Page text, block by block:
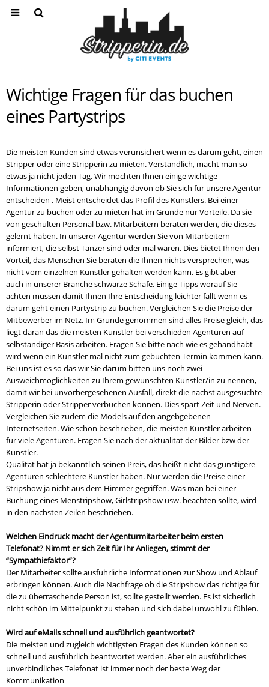
Wichtige Fragen für das buchen
eines Partystrips
Die meisten Kunden sind etwas verunsichert wenn es darum geht, einen
Stripper oder eine Stripperin zu mieten. Verständlich, macht man so
etwas ja nicht jeden Tag. Wir möchten Ihnen einige wichtige
Informationen geben, unabhängig davon ob Sie sich für unsere Agentur
entscheiden . Meist entscheidet das Profil des Künstlers. Bei einer
Agentur zu buchen oder zu mieten hat im Grunde nur Vorteile. Da sie
von geschulten Personal bzw. Mitarbeitern beraten werden, die dieses
gelernt haben. In unserer Agentur werden Sie von Mitarbeitern
informiert, die selbst Tänzer sind oder mal waren. Dies bietet Ihnen den
Vorteil, das Menschen Sie beraten die Ihnen nichts versprechen, was
nicht vom einzelnen Künstler gehalten werden kann. Es gibt aber
auch in unserer Branche schwarze Schafe. Einige Tipps worauf Sie
achten müssen damit Ihnen Ihre Entscheidung leichter fällt wenn es
darum geht einen Partystrip zu buchen. Vergleichen Sie die Preise der
Mitbewerber im Netz. Im Grunde genommen sind alles Preise gleich, das
liegt daran das die meisten Künstler bei verschieden Agenturen auf
selbständiger Basis arbeiten. Fragen Sie bitte nach wie es gehandhabt
wird wenn ein Künstler mal nicht zum gebuchten Termin kommen kann.
Bei uns ist es so das wir Sie darum bitten uns noch zwei
Ausweichmöglichkeiten zu Ihrem gewünschten Künstler/in zu nennen,
damit wir bei unvorhergesehenen Ausfall, direkt die nächst ausgesuchte
Stripperin oder Stripper verbuchen können. Dies spart Zeit und Nerven.
Vergleichen Sie zudem die Models auf den angebgebenen
Internetseiten. Wie schon beschrieben, die meisten Künstler arbeiten
für viele Agenturen. Fragen Sie nach der aktualität der Bilder bzw der
Künstler.
Qualität hat ja bekanntlich seinen Preis, das heißt nicht das günstigere
Agenturen schlechtere Künstler haben. Nur werden die Preise einer
Stripshow ja nicht aus dem Himmer gegriffen. Was man bei einer
Buchung eines Menstripshow, Girlstripshow usw. beachten sollte, wird
in den nächsten Zeilen beschrieben.
Welchen Eindruck macht der Agenturmitarbeiter beim ersten
Telefonat? Nimmt er sich Zeit für Ihr Anliegen, stimmt der
“Sympathiefaktor”?
Der Mitarbeiter sollte ausführliche Informationen zur Show und Ablauf
erbringen können. Auch die Nachfrage ob die Stripshow das richtige für
die zu überraschende Person ist, sollte gestellt werden. Es ist sicherlich
nicht schön im Mittelpunkt zu stehen und sich dabei unwohl zu fühlen.
Wird auf eMails schnell und ausführlich geantwortet?
Die meisten und zugleich wichtigsten Fragen des Kunden können so
schnell und ausführlich beantwortet werden. Aber ein ausführliches
unverbindliches Telefonat ist immer noch der beste Weg der
Kommunikation